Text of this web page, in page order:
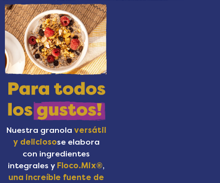
Nuestra granolaversátil
y deliciosose elabora
con ingredientes
integrales y Floco.Mix®,
una increíble fuente de